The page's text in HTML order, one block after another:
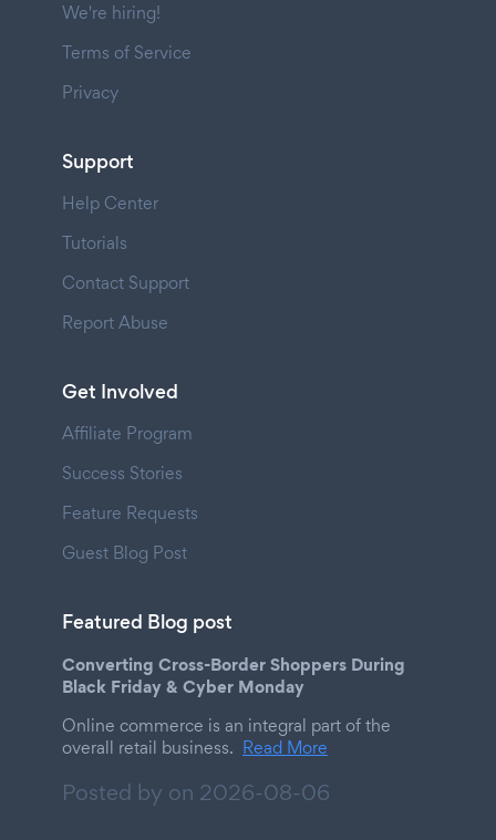
We're hiring!
Terms of Service
Privacy
Support
Help Center
Tutorials
Contact Support
Report Abuse
Get Involved
Affiliate Program
Success Stories
Feature Requests
Guest Blog Post
Featured Blog post
Converting Cross-Border Shoppers During
Black Friday & Cyber Monday
Online commerce is an integral part of the
overall retail business. Read More
Posted by on 2026-08-06